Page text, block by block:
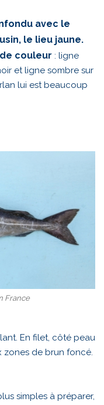
avec le
le lieu jaune.
couleur : ligne
et ligne sombre sur
lui est beaucoup
France
En filet, côté peau
zones de brun foncé.
simples à préparer,